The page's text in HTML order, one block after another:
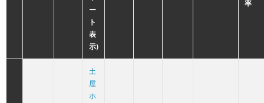
ー
ト
表
示)
率
土
屋
ホ